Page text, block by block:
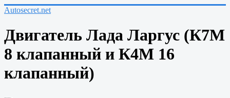
Autosecret.net
Двигатель Лада Ларгус (К7М
8 клапанный и К4М 16
клапанный)